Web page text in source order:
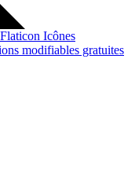
Flaticon Icônes
modifiables gratuites